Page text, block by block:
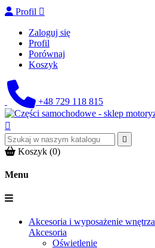
Profil 
Zaloguj się
Profil
Porównaj
Koszyk
+48 729 118 815


Koszyk (0)
Menu
Akcesoria i wyposażenie wnętrza
Akcesoria
Oświetlenie